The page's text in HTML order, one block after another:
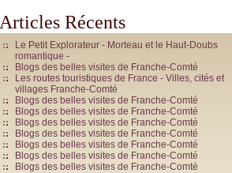
Articles Récents
Le Petit Explorateur - Morteau et le Haut-Doubs
romantique -
Blogs des belles visites de Franche-Comté
Les routes touristiques de France - Villes, cités et
villages Franche-Comté
Blogs des belles visites de Franche-Comté
Blogs des belles visites de Franche-Comté
Blogs des belles visites de Franche-Comté
Blogs des belles visites de Franche-Comté
Blogs des belles visites de Franche-Comté
Blogs des belles visites de Franche-Comté
Blogs des belles visites de Franche-Comté